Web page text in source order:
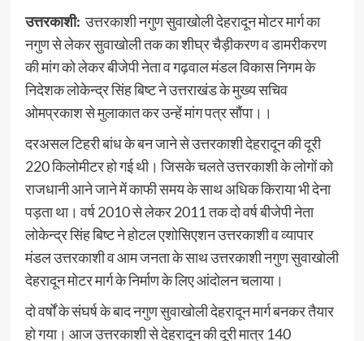
उत्तरकाशी: उत्तरकाशी नगुण सुवाखोली देहरादून मोटर मार्ग का
नगुण से लेकर सुवाखोली तक का शीघ्र चैड़ीकरण व डामरीकरण
की मांग को लेकर बीजेपी नेता व गढ़वाल मंडल विकास निगम के
निदेशक लोकेन्द्र सिंह बिष्ट ने उत्तराखंड के मुख्य सचिव
ओमप्रकाश से मुलाकात कर उन्हें मांग पत्र सौंपा।।
दरअसल टिहरी बांध के बन जाने से उत्तरकाशी देहरादून की दूरी
220 किलोमीटर हो गई थी। जिसके चलते उत्तरकाशी के लोगों को
राजधानी आने जाने में काफी समय के साथ अधिक किराया भी देना
पड़ता था। वर्ष 2010 से लेकर 2011 तक दो वर्ष बीजेपी नेता
लोकेन्द्र सिंह बिष्ट ने होटल एशोसिएशन उत्तरकाशी व व्यापार
मंडल उत्तरकाशी व आम जनता के साथ उत्तरकाशी नगुण सुवाखोली
देहरादून मोटर मार्ग के निर्माण के लिए आंदोलन चलाया।
दो वर्षों के संघर्ष के बाद नगुण सुवाखोली देहरादून मार्ग बनकर तैयार
हो गया। आज उत्तरकाशी से देहरादून की दूरी मात्र 140